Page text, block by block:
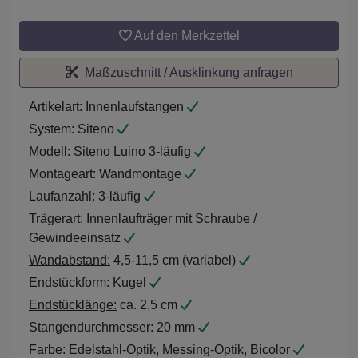
Auf den Merkzettel
Maßzuschnitt / Ausklinkung anfragen
Artikelart: Innenlaufstangen
System: Siteno
Modell: Siteno Luino 3-läufig
Montageart: Wandmontage
Laufanzahl: 3-läufig
Trägerart: Innenlaufträger mit Schraube /
Gewindeeinsatz
Wandabstand: 4,5-11,5 cm (variabel)
Endstückform: Kugel
Endstücklänge: ca. 2,5 cm
Stangendurchmesser: 20 mm
Farbe: Edelstahl-Optik, Messing-Optik, Bicolor